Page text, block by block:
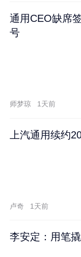
通用CEO缺席
号
师梦琼 1天前
上汽通用续约
卢奇 1天前
李安定：用笔